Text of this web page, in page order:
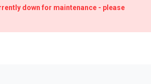
down for maintenance - please